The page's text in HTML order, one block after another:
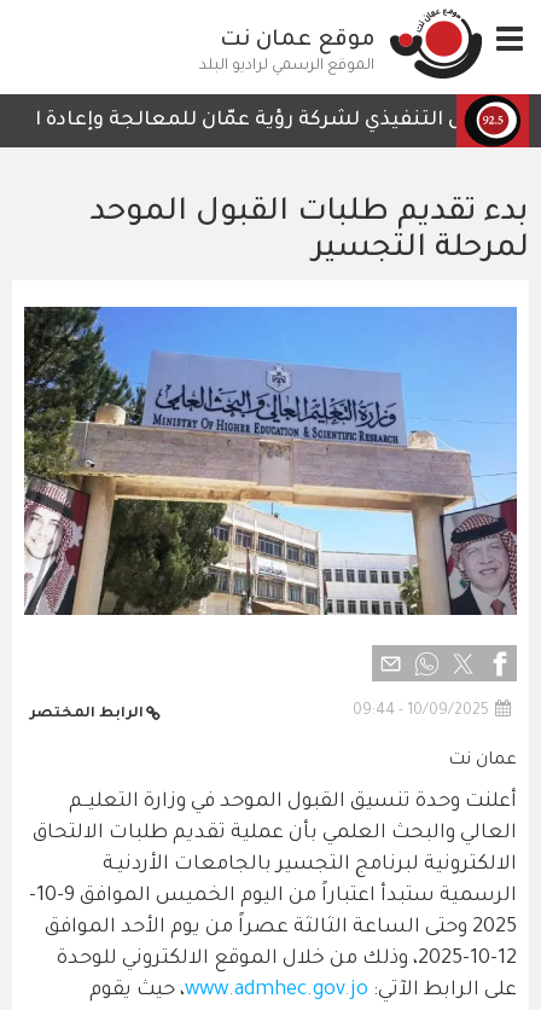
إلى
المحتوى
الرئيسي
Toggle
navigation
موقع عمان نت
الموقع الرسمي لراديو البلد
الرئيس التنفيذي لشركة رؤية عمّان للمعالجة وإعادة
بدء تقديم طلبات القبول الموحد
لمرحلة التجسير
10/09/2025 - 09:44 الرابط المختصر
عمان نت
أعلنت وحدة تنسيق القبول الموحد في وزارة التعليــم
العالي والبحث العلمي بأن عملية تقديم طلبات الالتحاق
الالكترونية لبرنامج التجسير بالجامعات الأردنيـة
الرسمية ستبدأ اعتباراً من اليوم الخميس الموافق 9-10-
2025 وحتى الساعة الثالثة عصراً من يوم الأحد الموافق
12-10-2025، وذلك من خلال الموقع الالكتروني للوحدة
على الرابط الآتي: www.admhec.gov.jo، حيث يقوم